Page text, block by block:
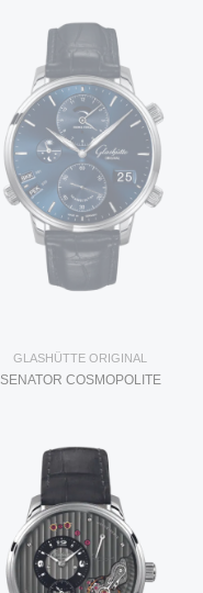
GLASHÜTTE ORIGINAL
SENATOR COSMOPOLITE